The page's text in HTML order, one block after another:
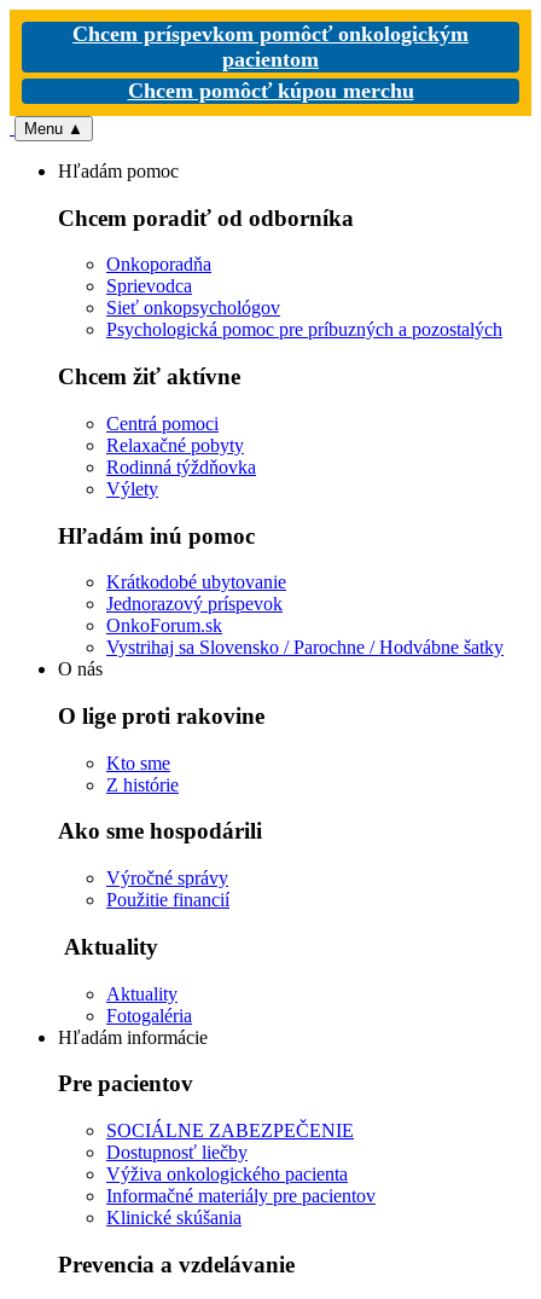
Chcem príspevkom pomôcť onkologickým
pacientom
Chcem pomôcť kúpou merchu
Menu ▲
Hľadám pomoc
Chcem poradiť od odborníka
Onkoporadňa
Sprievodca
Sieť onkopsychológov
Psychologická pomoc pre príbuzných a pozostalých
Chcem žiť aktívne
Centrá pomoci
Relaxačné pobyty
Rodinná týždňovka
Výlety
Hľadám inú pomoc
Krátkodobé ubytovanie
Jednorazový príspevok
OnkoForum.sk
Vystrihaj sa Slovensko / Parochne / Hodvábne šatky
O nás
O lige proti rakovine
Kto sme
Z histórie
Ako sme hospodárili
Výročné správy
Použitie financií
Aktuality
Aktuality
Fotogaléria
Hľadám informácie
Pre pacientov
SOCIÁLNE ZABEZPEČENIE
Dostupnosť liečby
Výživa onkologického pacienta
Informačné materiály pre pacientov
Klinické skúšania
Prevencia a vzdelávanie